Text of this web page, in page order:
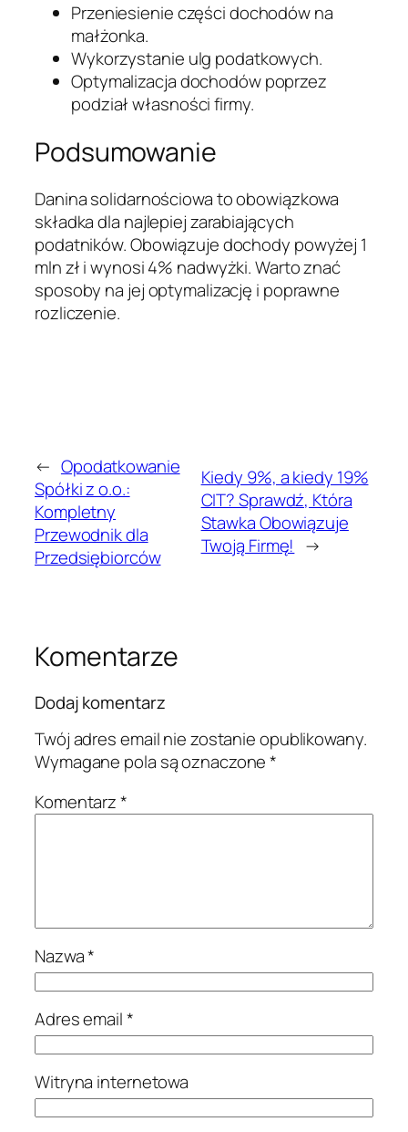
Przeniesienie części dochodów na
małżonka.
Wykorzystanie ulg podatkowych.
Optymalizacja dochodów poprzez
podział własności firmy.
Podsumowanie
Danina solidarnościowa to obowiązkowa
składka dla najlepiej zarabiających
podatników. Obowiązuje dochody powyżej 1
mln zł i wynosi 4% nadwyżki. Warto znać
sposoby na jej optymalizację i poprawne
rozliczenie.
← Opodatkowanie
Spółki z o.o.:
Kompletny
Przewodnik dla
Przedsiębiorców
Kiedy 9%, a kiedy 19%
CIT? Sprawdź, Która
Stawka Obowiązuje
Twoją Firmę! →
Komentarze
Dodaj komentarz
Twój adres email nie zostanie opublikowany.
Wymagane pola są oznaczone*
Komentarz*
Nazwa*
Adres email*
Witryna internetowa